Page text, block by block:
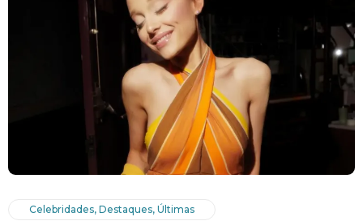
Celebridades, Destaques, Últimas